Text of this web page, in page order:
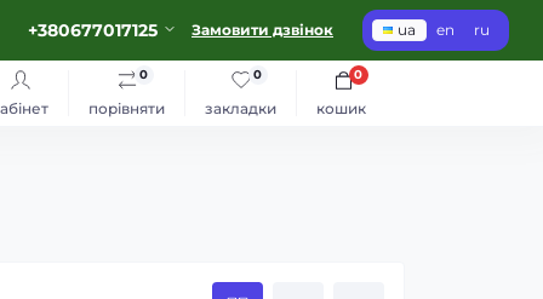
+380677017125 Замовити дзвінок ua en ru
порівняти
0
закладки
0
кошик
0